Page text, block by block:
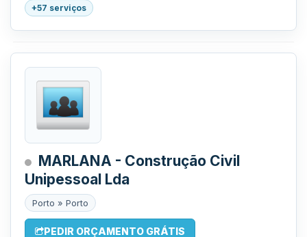
+57 serviços
MARLANA - Construção Civil
Unipessoal Lda
Porto » Porto
PEDIR ORÇAMENTO GRÁTIS